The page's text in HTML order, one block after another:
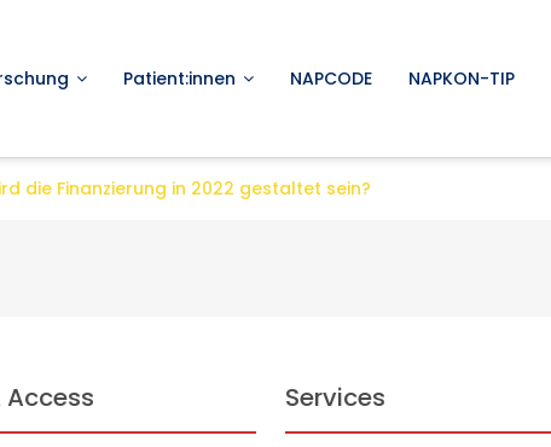
Patient:innen NAPCODE NAPKON-TIP
die Finanzierung in 2022 gestaltet sein?
Access Services